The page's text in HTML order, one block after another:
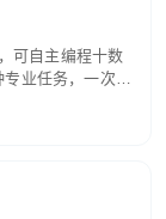
可自主编程十数
业任务，一次对
执行与验证全流
务中自主规划与